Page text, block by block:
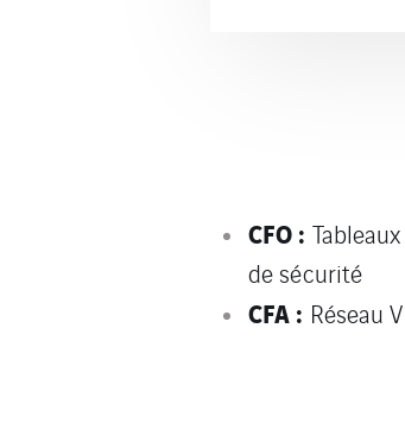
CFO :
de sécurité
CFA : Réseau